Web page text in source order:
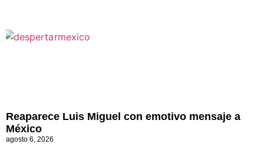
Reaparece Luis Miguel con emotivo mensaje a
México
agosto 6, 2026